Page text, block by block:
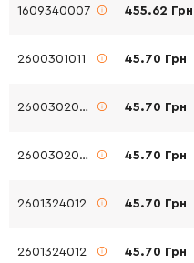
1609340007 455.62 Грн
2600301011 45.70 Грн
2600302002 45.70 Грн
2600302002 45.70 Грн
2601324012 45.70 Грн
2601324012 45.70 Грн